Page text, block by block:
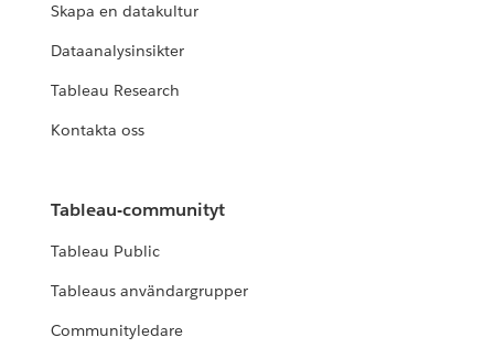
Skapa en datakultur
Dataanalysinsikter
Tableau Research
Kontakta oss
Tableau-communityt
Tableau Public
Tableaus användargrupper
Communityledare